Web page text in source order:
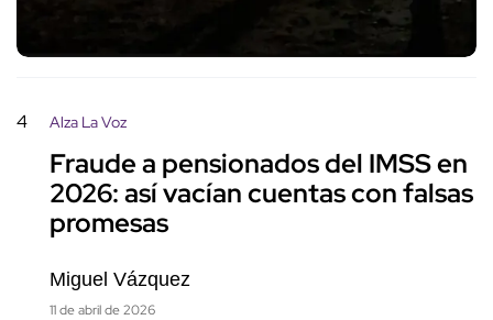
4 Alza La Voz
Fraude a pensionados del IMSS en
2026: así vacían cuentas con falsas
promesas
Miguel Vázquez
11 de abril de 2026